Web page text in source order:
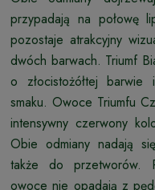
przypadają na połowę
pozostaje atrakcyjny
dwóch barwach. Triumf
o złocistożółtej barwie
smaku. Owoce Triumfu
intensywny czerwony
Obie odmiany nadają
także do przetworów.
owoce nie opadają z